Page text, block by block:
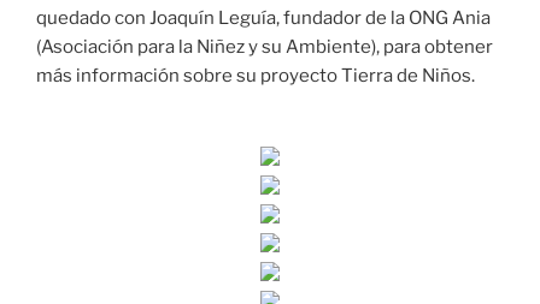
quedado con Joaquín Leguía, fundador de la ONG Ania
(Asociación para la Niñez y su Ambiente), para obtener
más información sobre su proyecto Tierra de Niños.